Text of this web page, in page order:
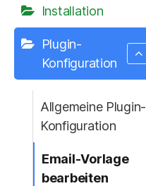
Installation
Plugin-
Konfiguration
Allgemeine Plugin-
Konfiguration
Email-Vorlage
bearbeiten